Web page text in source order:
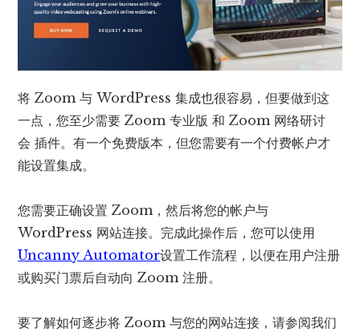
将 Zoom 与 WordPress 集成也很容易，但要做到这
一点，您至少需要 Zoom 专业版 和 Zoom 网络研讨
会 插件。有一个免费版本，但您需要有一个付费帐户才
能设置集成。
您需要正确设置 Zoom，然后将您的帐户与
WordPress 网站连接。完成此操作后，您可以使用
Uncanny Automator设置工作流程，以便在用户注册
或购买门票后自动向 Zoom 注册。
要了解如何逐步将 Zoom 与您的网站连接，请参阅我们